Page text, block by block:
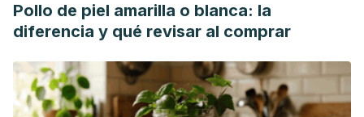
Pollo de piel amarilla o blanca: la
diferencia y qué revisar al comprar